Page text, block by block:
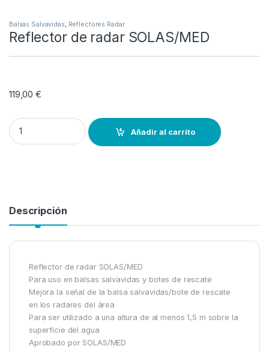
Balsas Salvavidas, Reflectores Radar
Reflector de radar SOLAS/MED
119,00€
Reflector de radar SOLAS/MED quantity
Añadir al carrito
Descripción
Reflector de radar SOLAS/MED
Para uso en balsas salvavidas y botes de rescate
Mejora la señal de la balsa salvavidas/bote de rescate
en los radares del área
Para ser utilizado a una altura de al menos 1,5 m sobre la
superficie del agua
Aprobado por SOLAS/MED